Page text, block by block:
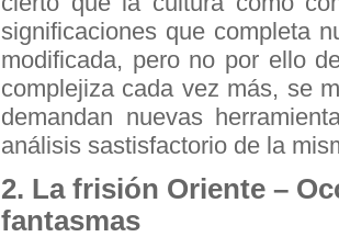
significaciones que completa
modificada, pero no por ello
complejiza cada vez más, se
demandan nuevas
análisis sastisfactorio de la
2. La frisión Oriente –
fantasmas